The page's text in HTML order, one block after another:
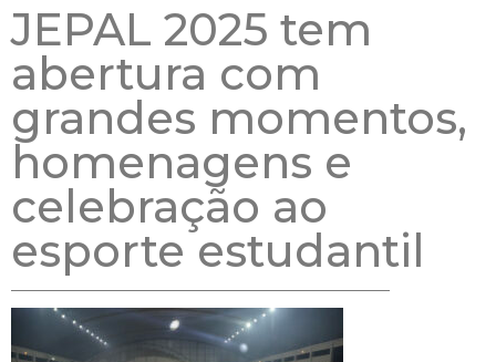
JEPAL 2025 tem
abertura com
grandes momentos,
homenagens e
celebração ao
esporte estudantil